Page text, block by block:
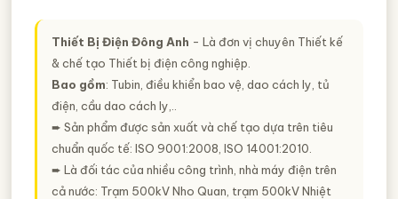
Thiết Bị Điện Đông Anh - Là đơn vị chuyên Thiết kế
& chế tạo Thiết bị điện công nghiệp.
Bao gồm: Tubin, điều khiển bao vệ, dao cách ly, tủ
điện, cầu dao cách ly,..
➨ Sản phẩm được sản xuất và chế tạo dựa trên tiêu
chuẩn quốc tế: ISO 9001:2008, ISO 14001:2010.
➨ Là đối tác của nhiều công trình, nhà máy điện trên
cả nước: Trạm 500kV Nho Quan, trạm 500kV Nhiệt